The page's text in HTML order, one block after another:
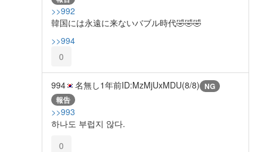
>>992
韓国には永遠に来ないバブル時代🤣🤣🤣
>>994
0
994 名無し1年前ID:MzMjUxMDU(8/8) NG
報告
>>993
하나도 부럽지 않다.
0